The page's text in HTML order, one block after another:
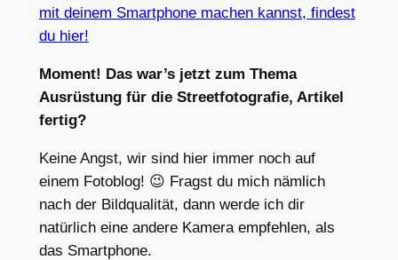
mit deinem Smartphone machen kannst, findest
du hier!
Moment! Das war’s jetzt zum Thema
Ausrüstung für die Streetfotografie, Artikel
fertig?
Keine Angst, wir sind hier immer noch auf
einem Fotoblog! 😉 Fragst du mich nämlich
nach der Bildqualität, dann werde ich dir
natürlich eine andere Kamera empfehlen, als
das Smartphone.